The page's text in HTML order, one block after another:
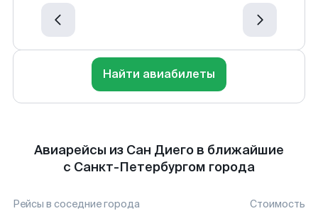
Найти авиабилеты
Авиарейсы из Сан Диего в ближайшие
с Санкт-Петербургом города
Рейсы в соседние города Стоимость